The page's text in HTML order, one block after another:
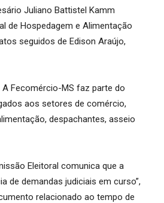
Juliano Battistel Kamm
de Hospedagem e Alimentação
seguidos de Edison Araújo,
Fecomércio-MS faz parte do
aos setores de comércio,
despachantes, asseio
Eleitoral comunica que a
de demandas judiciais em curso”,
relacionado ao tempo de